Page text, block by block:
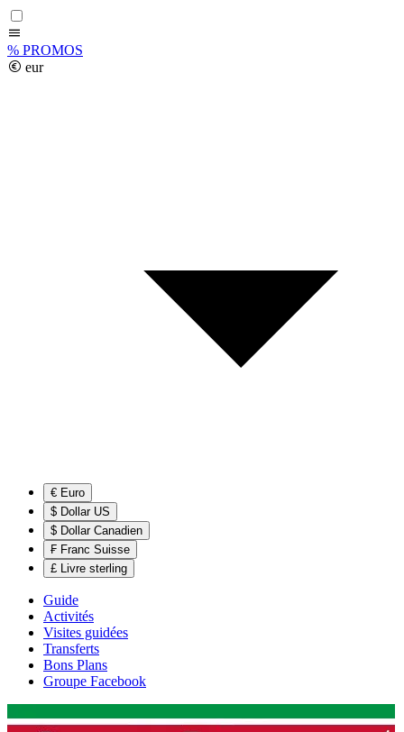
% PROMOS
eur
€ Euro
$ Dollar US
$ Dollar Canadien
₣ Franc Suisse
£ Livre sterling
Guide
Activités
Visites guidées
Transferts
Bons Plans
Groupe Facebook